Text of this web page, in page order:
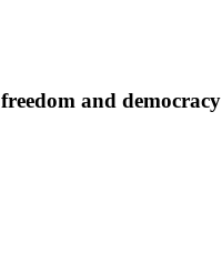
freedom and democracy